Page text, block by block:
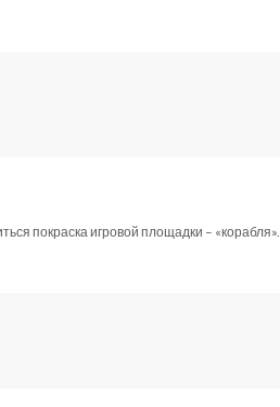
покраска игровой площадки – «корабля».